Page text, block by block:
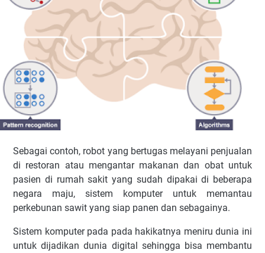
Sebagai contoh, robot yang bertugas melayani penjualan
di restoran atau mengantar makanan dan obat untuk
pasien di rumah sakit yang sudah dipakai di beberapa
negara maju, sistem komputer untuk memantau
perkebunan sawit yang siap panen dan sebagainya.
Sistem komputer pada pada hakikatnya meniru dunia ini
untuk dijadikan dunia digital sehingga bisa membantu